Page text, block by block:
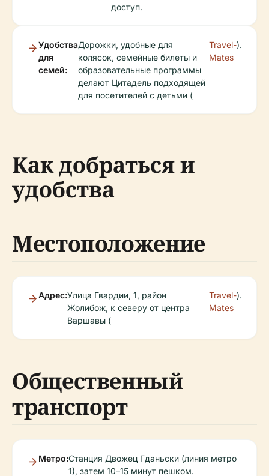
доступ.
Удобства
для
семей:
Дорожки, удобные для
колясок, семейные билеты и
образовательные программы
делают Цитадель подходящей
для посетителей с детьми (
Travel-
Mates
).
Как добраться и
удобства
Местоположение
Адрес:Улица Гвардии, 1, район
Жолибож, к северу от центра
Варшавы (
Travel-
Mates
).
Общественный
транспорт
Метро:Станция Двожец Гданьски (линия метро
1), затем 10–15 минут пешком.